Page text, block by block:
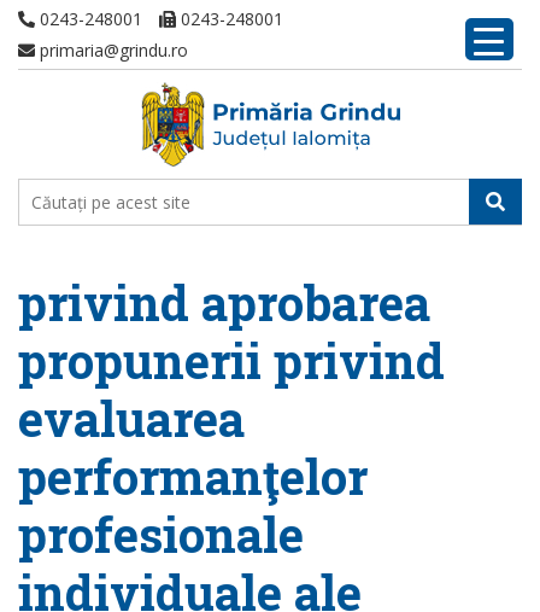
0243-248001
0243-248001
primaria@grindu.ro
privind aprobarea
propunerii privind
evaluarea
performanţelor
profesionale
individuale ale